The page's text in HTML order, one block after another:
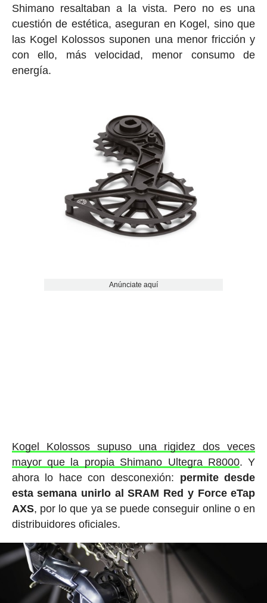
Shimano resaltaban a la vista. Pero no es una
cuestión de estética, aseguran en Kogel, sino que
las Kogel Kolossos suponen una menor fricción y
con ello, más velocidad, menor consumo de
energía.
Anúnciate aquí
Kogel Kolossos supuso una rigidez dos veces
mayor que la propia Shimano Ultegra R8000. Y
ahora lo hace con desconexión: permite desde
esta semana unirlo al SRAM Red y Force eTap
AXS, por lo que ya se puede conseguir online o en
distribuidores oficiales.